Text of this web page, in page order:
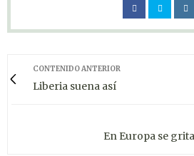
CONTENIDO ANTERIOR
Liberia suena así
En Europa se